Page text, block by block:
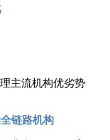
主流机构优劣势
链路机构